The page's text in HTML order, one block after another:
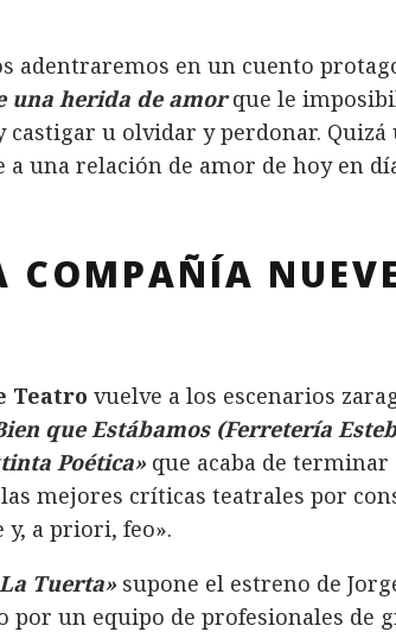
adentraremos en un cuento
una herida de amorque le
castigar u olvidar y perdonar.
una relación de amor de hoy en
COMPAÑÍA
Teatro vuelve a los escenarios
que Estábamos (Ferretería
Poética» que acaba de
mejores críticas teatrales por
a priori, feo».
Tuerta» supone el estreno de
por un equipo de profesionales de